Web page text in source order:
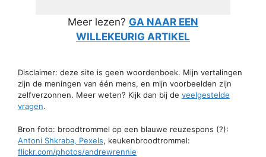
Meer lezen? GA NAAR EEN
WILLEKEURIG ARTIKEL
Disclaimer: deze site is geen woordenboek. Mijn vertalingen
zijn de meningen van één mens, en mijn voorbeelden zijn
zelfverzonnen. Meer weten? Kijk dan bij de veelgestelde
vragen.
Bron foto: broodtrommel op een blauwe reuzespons (?):
Antoni Shkraba, Pexels, keukenbroodtrommel:
flickr.com/photos/andrewrennie